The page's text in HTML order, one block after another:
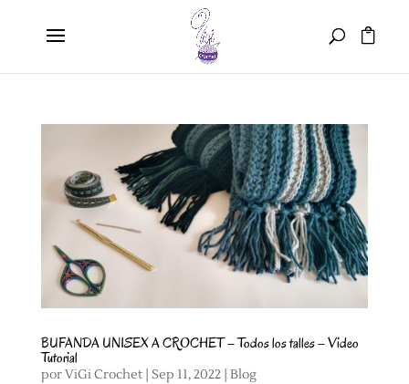
BUFANDA UNISEX A CROCHET – Todos los talles – Video
Tutorial
porViGi Crochet| Sep 11, 2022| Blog